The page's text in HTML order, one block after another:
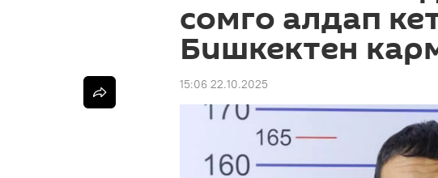
сомго алдап
Бишкектен
15:06 22.10.2025